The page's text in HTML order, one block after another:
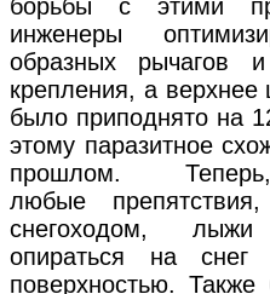
борьбы с этими
инженеры
образных рычагов
крепления, а
было приподнято на
этому паразитное
прошлом.
любые
снегоходом,
опираться на снег
поверхностью. Также